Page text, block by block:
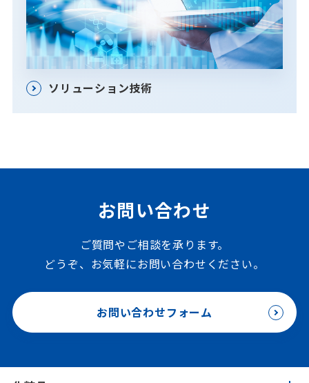
ソリューション技術
お問い合わせ
ご質問やご相談を承ります。
どうぞ、お気軽にお問い合わせください。
お問い合わせフォーム